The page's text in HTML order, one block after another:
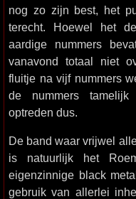
nog zo zijn best, het
terecht. Hoewel het
aardige nummers
vanavond totaal niet
fluitje na vijf nummers
de nummers tamelijk
optreden dus.
De band waar vrijwel
is natuurlijk het
eigenzinnige black
gebruik van allerlei